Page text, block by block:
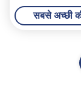
की मशीन
सबसे अच्छी